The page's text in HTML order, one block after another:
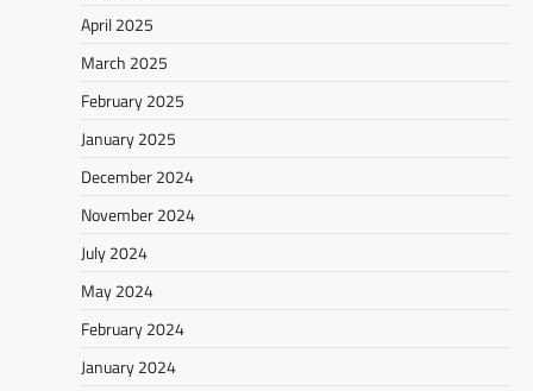
April 2025
March 2025
February 2025
January 2025
December 2024
November 2024
July 2024
May 2024
February 2024
January 2024